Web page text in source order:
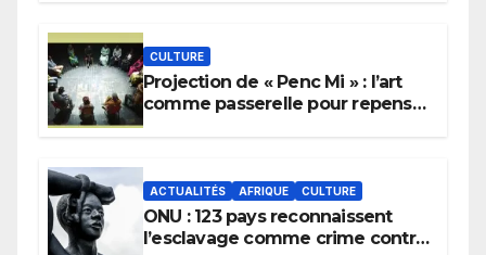
CULTURE
Projection de « Penc Mi » : l’art
comme passerelle pour repenser
ACTUALITÉS AFRIQUE CULTURE
ONU : 123 pays reconnaissent
l’esclavage comme crime contre